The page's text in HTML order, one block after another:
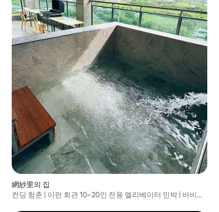
網紗里의 집
컨딩 헝춘 | 이런 회관 10~20인 전용 엘리베이터 민박 | 바비큐